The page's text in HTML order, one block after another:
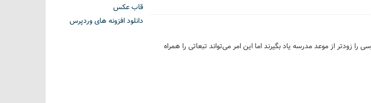
زودتر از موعد مدرسه یاد بگیرند اما این امر می‌تواند تبعاتی را همراه
قاب عکس
دانلود افزونه های وردپرس